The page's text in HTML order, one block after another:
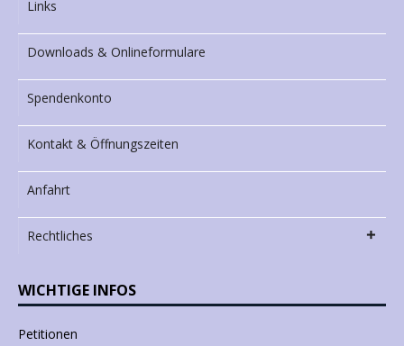
Links
Downloads & Onlineformulare
Spendenkonto
Kontakt & Öffnungszeiten
Anfahrt
Rechtliches
WICHTIGE INFOS
Petitionen